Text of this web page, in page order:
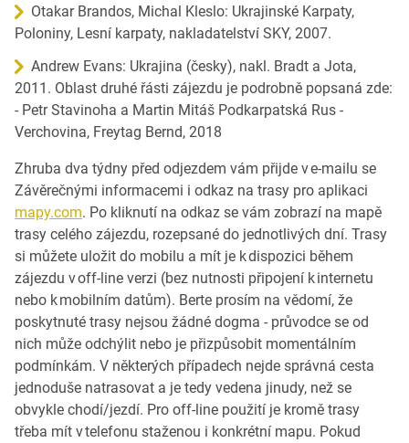
Otakar Brandos, Michal Kleslo: Ukrajinské Karpaty,
Poloniny, Lesní karpaty, nakladatelství SKY, 2007.
Andrew Evans: Ukrajina (česky), nakl. Bradt a Jota,
2011. Oblast druhé řásti zájezdu je podrobně popsaná zde:
- Petr Stavinoha a Martin Mitáš Podkarpatská Rus -
Verchovina, Freytag Bernd, 2018
Zhruba dva týdny před odjezdem vám přijde v e-mailu se
Závěrečnými informacemi i odkaz na trasy pro aplikaci
mapy.com. Po kliknutí na odkaz se vám zobrazí na mapě
trasy celého zájezdu, rozepsané do jednotlivých dní. Trasy
si můžete uložit do mobilu a mít je k dispozici během
zájezdu v off-line verzi (bez nutnosti připojení k internetu
nebo k mobilním datům). Berte prosím na vědomí, že
poskytnuté trasy nejsou žádné dogma - průvodce se od
nich může odchýlit nebo je přizpůsobit momentálním
podmínkám. V některých případech nejde správná cesta
jednoduše natrasovat a je tedy vedena jinudy, než se
obvykle chodí/jezdí. Pro off-line použití je kromě trasy
třeba mít v telefonu staženou i konkrétní mapu. Pokud